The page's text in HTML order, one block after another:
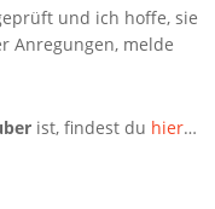
und ich hoffe, sie
Anregungen, melde
ist, findest du hier…